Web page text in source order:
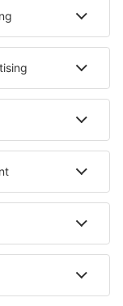
Nuovo